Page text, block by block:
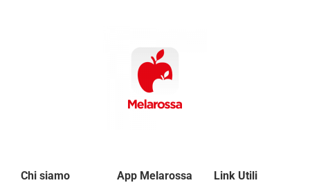
Chi siamo App Melarossa Link Utili